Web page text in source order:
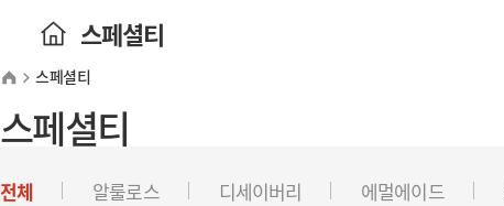
스페셜티
스페셜티
스페셜티
전체 알룰로스 디세이버리 에멀에이드